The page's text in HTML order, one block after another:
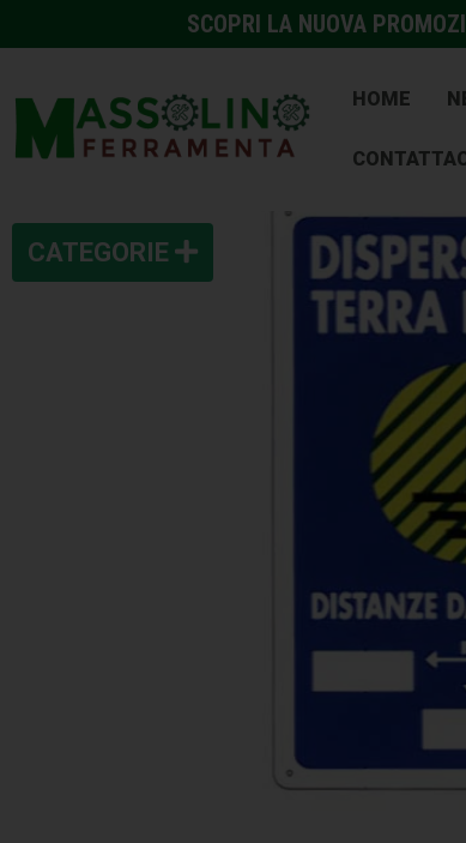
SCOPRI LA NUOVA
HOME